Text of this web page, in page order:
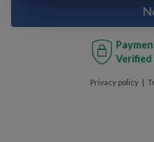
Privacy policy